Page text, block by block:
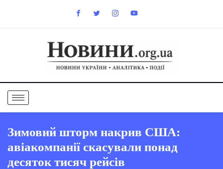
Зимовий шторм накрив США:
авіакомпанії скасували понад
десяток тисяч рейсів